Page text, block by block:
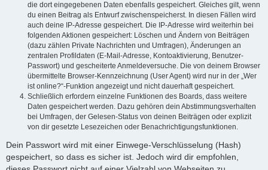
die dort eingegebenen Daten ebenfalls gespeichert. Gleiches gilt, wenn
du einen Beitrag als Entwurf zwischenspeicherst. In diesen Fällen wird
auch deine IP-Adresse gespeichert. Die IP-Adresse wird weiterhin bei
folgenden Aktionen gespeichert: Löschen und Ändern von Beiträgen
(dazu zählen Private Nachrichten und Umfragen), Änderungen an
zentralen Profildaten (E-Mail-Adresse, Kontoaktivierung, Benutzer-
Passwort) und gescheiterte Anmeldeversuche. Die von deinem Browser
übermittelte Browser-Kennzeichnung (User Agent) wird nur in der „Wer
ist online?“-Funktion angezeigt und nicht dauerhaft gespeichert.
Schließlich erfordern einzelne Funktionen des Boards, dass weitere
Daten gespeichert werden. Dazu gehören dein Abstimmungsverhalten
bei Umfragen, der Gelesen-Status von deinen Beiträgen oder explizit
von dir gesetzte Lesezeichen oder Benachrichtigungsfunktionen.
Dein Passwort wird mit einer Einwege-Verschlüsselung (Hash)
gespeichert, so dass es sicher ist. Jedoch wird dir empfohlen,